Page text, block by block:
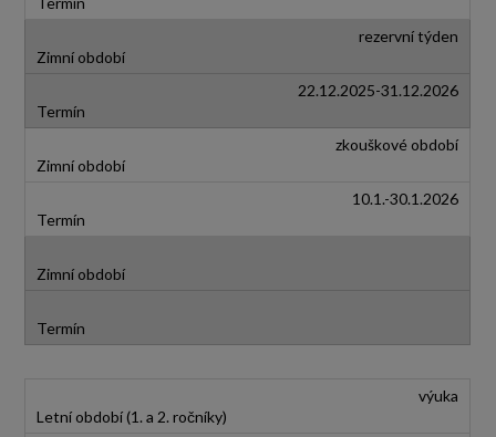
rezervní týden
22.12.2025-31.12.2026
zkouškové období
10.1.-30.1.2026
výuka